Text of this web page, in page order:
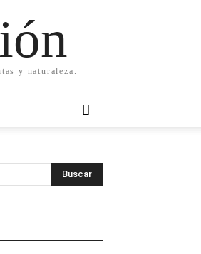
y naturaleza.